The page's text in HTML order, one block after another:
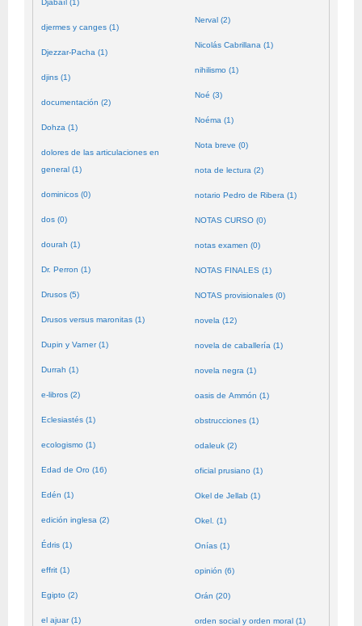
Djabaïl (1)
djermes y canges (1)
Djezzar-Pacha (1)
djins (1)
documentación (2)
Dohza (1)
dolores de las articulaciones en
general (1)
dominicos (0)
dos (0)
dourah (1)
Dr. Perron (1)
Drusos (5)
Drusos versus maronitas (1)
Dupin y Varner (1)
Durrah (1)
e-libros (2)
Eclesiastés (1)
ecologismo (1)
Edad de Oro (16)
Edén (1)
edición inglesa (2)
Édris (1)
effrit (1)
Egipto (2)
el ajuar (1)
Nerval (2)
Nicolás Cabrillana (1)
nihilismo (1)
Noé (3)
Noéma (1)
Nota breve (0)
nota de lectura (2)
notario Pedro de Ribera (1)
NOTAS CURSO (0)
notas examen (0)
NOTAS FINALES (1)
NOTAS provisionales (0)
novela (12)
novela de caballería (1)
novela negra (1)
oasis de Ammón (1)
obstrucciones (1)
odaleuk (2)
oficial prusiano (1)
Okel de Jellab (1)
Okel. (1)
Onías (1)
opinión (6)
Orán (20)
orden social y orden moral (1)